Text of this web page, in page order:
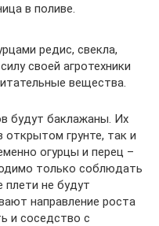
в поливе.
редис, свекла,
своей агротехники
вещества.
будут баклажаны. Их
грунте, так и
огурцы и перец –
только соблюдать
плети не будут
направление роста
и соседство с